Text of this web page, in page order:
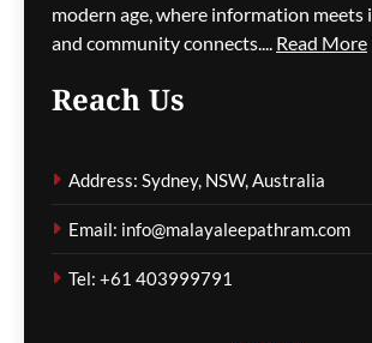
രോഗിയായ
കുടുംബത്തെയും
നിന്നിറക്കിവിട്ട്
ക്രൂരത
modern age, where information meets
and community connects.... Read More
Reach Us
Address: Sydney, NSW, Australia
Email: info@malayaleepathram.com
Tel: +61 403999791